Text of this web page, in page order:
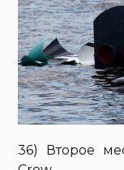
36) Второе